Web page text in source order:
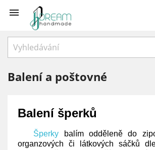

Balení a poštovné
Balení šperků
Šperky balím odděleně do
organzových či látkových sáčků